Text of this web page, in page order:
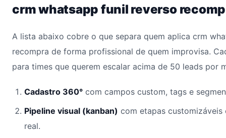
crm whatsapp funil reverso
A lista abaixo cobre o que separa quem aplica crm
recompra de forma profissional de quem improvisa.
para times que querem escalar acima de 50 leads por
Cadastro 360° com campos custom, tags e
Pipeline visual (kanban) com etapas
real.